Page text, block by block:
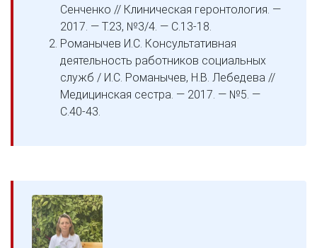
Сенченко // Клиническая геронтология. —
2017. — Т.23, №3/4. — С.13-18.
Романычев И.С. Консультативная
деятельность работников социальных
служб / И.С. Романычев, Н.В. Лебедева //
Медицинская сестра. — 2017. — №5. —
С.40-43.